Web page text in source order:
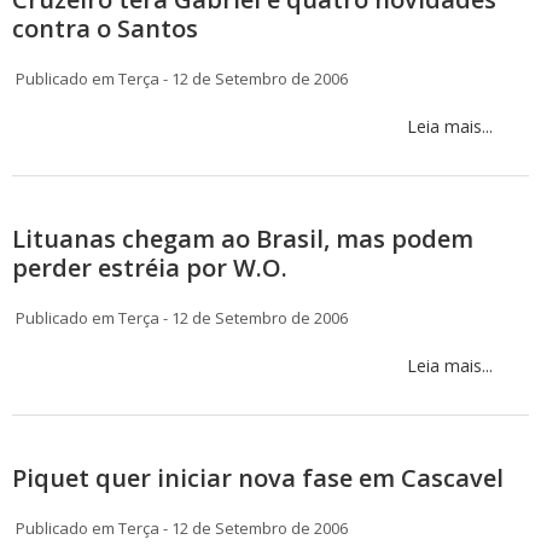
contra o Santos
Publicado em Terça - 12 de Setembro de 2006
Leia mais...
Lituanas chegam ao Brasil, mas podem
perder estréia por W.O.
Publicado em Terça - 12 de Setembro de 2006
Leia mais...
Piquet quer iniciar nova fase em Cascavel
Publicado em Terça - 12 de Setembro de 2006